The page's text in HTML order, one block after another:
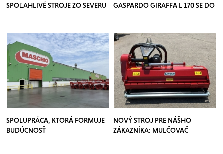
SPOĽAHLIVÉ STROJE ZO SEVERU
GASPARDO GIRAFFA L 170 SE DO
SPOLUPRÁCA, KTORÁ FORMUJE
BUDÚCNOSŤ
NOVÝ STROJ PRE NÁŠHO
ZÁKAZNÍKA: MULČOVAČ